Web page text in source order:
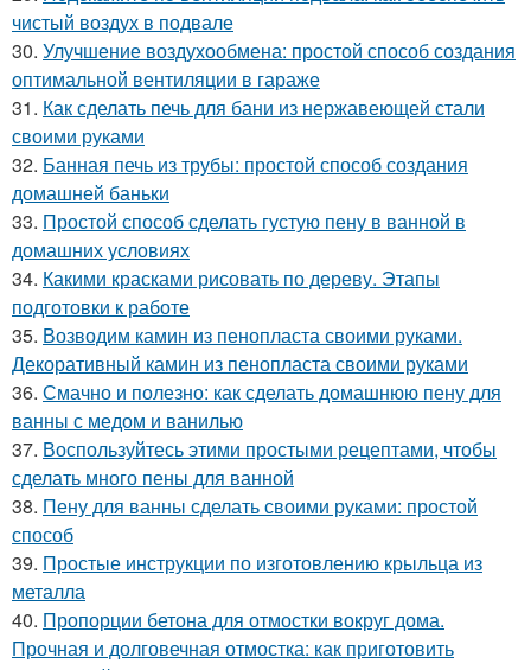
чистый воздух в подвале
30. Улучшение воздухообмена: простой способ создания
оптимальной вентиляции в гараже
31. Как сделать печь для бани из нержавеющей стали
своими руками
32. Банная печь из трубы: простой способ создания
домашней баньки
33. Простой способ сделать густую пену в ванной в
домашних условиях
34. Какими красками рисовать по дереву. Этапы
подготовки к работе
35. Возводим камин из пенопласта своими руками.
Декоративный камин из пенопласта своими руками
36. Смачно и полезно: как сделать домашнюю пену для
ванны с медом и ванилью
37. Воспользуйтесь этими простыми рецептами, чтобы
сделать много пены для ванной
38. Пену для ванны сделать своими руками: простой
способ
39. Простые инструкции по изготовлению крыльца из
металла
40. Пропорции бетона для отмостки вокруг дома.
Прочная и долговечная отмостка: как приготовить